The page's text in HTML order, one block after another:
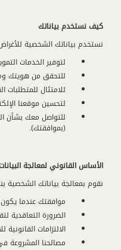
كيف نستخدم بياناتك
نستخدم بياناتك الشخصية للأغراض
لتوفير الخدمات
للتحقق من هويتك
للامتثال للمتطلبات
لتحسين موقعنا
للتواصل معك بشأن
(بموافقتك).
الأساس القانوني لمعالجة
نقوم بمعالجة بياناتك الشخصية
موافقتك عندما
الضرورة التعاقدية
الالتزامات
مصالحنا المشروعة